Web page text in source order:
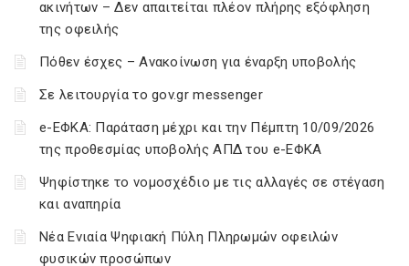
ακινήτων – Δεν απαιτείται πλέον πλήρης εξόφληση
της οφειλής
Πόθεν έσχες – Ανακοίνωση για έναρξη υποβολής
Σε λειτουργία το gov.gr messenger
e-ΕΦΚΑ: Παράταση μέχρι και την Πέμπτη 10/09/2026
της προθεσμίας υποβολής ΑΠΔ του e-ΕΦΚΑ
Ψηφίστηκε το νομοσχέδιο με τις αλλαγές σε στέγαση
και αναπηρία
Νέα Ενιαία Ψηφιακή Πύλη Πληρωμών οφειλών
φυσικών προσώπων